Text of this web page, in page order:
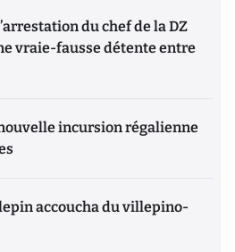
du chef de la DZ
vraie-fausse détente entre
incursion régalienne
accoucha du villepino-